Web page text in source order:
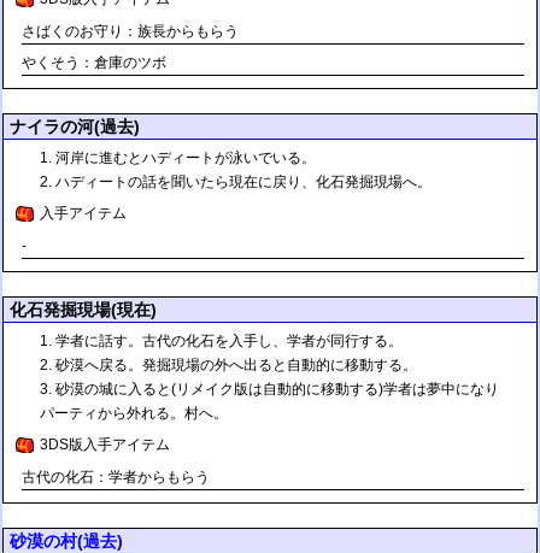
さばくのお守り：族長からもらう
やくそう：倉庫のツボ
ナイラの河(過去)
河岸に進むとハディートが泳いでいる。
ハディートの話を聞いたら現在に戻り、化石発掘現場へ。
入手アイテム
-
化石発掘現場(現在)
学者に話す。古代の化石を入手し、学者が同行する。
砂漠へ戻る。発掘現場の外へ出ると自動的に移動する。
砂漠の城に入ると(リメイク版は自動的に移動する)学者は夢中になり
パーティから外れる。村へ。
3DS版入手アイテム
古代の化石：学者からもらう
砂漠の村(過去)